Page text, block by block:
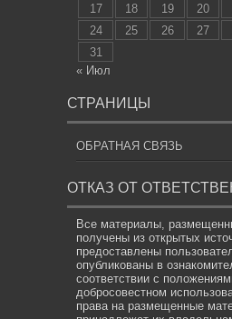
17
18 19 20
24
25 26 27
31
« Июл
СТРАНИЦЫ
ОБРАТНАЯ СВЯЗЬ
ОТКАЗ ОТ
Все материалы,
получены из открытых
предоставлены
опубликованы в
соответствии с
добросовестном
права на размещенные